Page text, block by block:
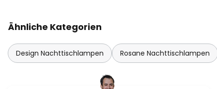
Ähnliche Kategorien
Design Nachttischlampen Rosane Nachttischlampen